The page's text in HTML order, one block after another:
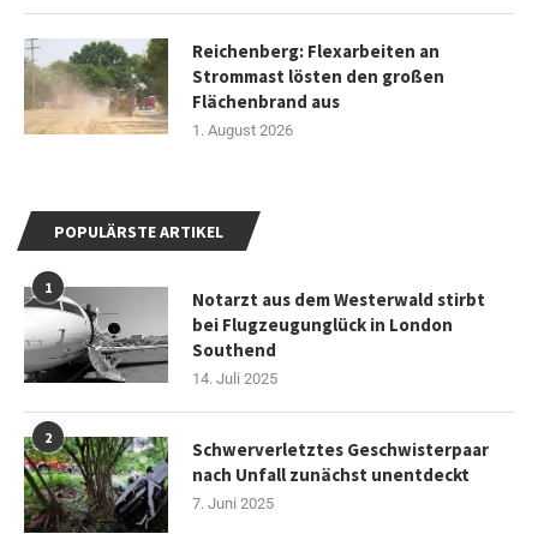
Reichenberg: Flexarbeiten an
Strommast lösten den großen
Flächenbrand aus
1. August 2026
POPULÄRSTE ARTIKEL
1
Notarzt aus dem Westerwald stirbt
bei Flugzeugunglück in London
Southend
14. Juli 2025
2
Schwerverletztes Geschwisterpaar
nach Unfall zunächst unentdeckt
7. Juni 2025